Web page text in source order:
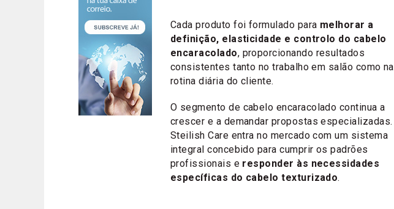
Cada produto foi formulado para melhorar a
definição, elasticidade e controlo do cabelo
encaracolado, proporcionando resultados
consistentes tanto no trabalho em salão como na
rotina diária do cliente.
O segmento de cabelo encaracolado continua a
crescer e a demandar propostas especializadas.
Steilish Care entra no mercado com um sistema
integral concebido para cumprir os padrões
profissionais e responder às necessidades
específicas do cabelo texturizado.